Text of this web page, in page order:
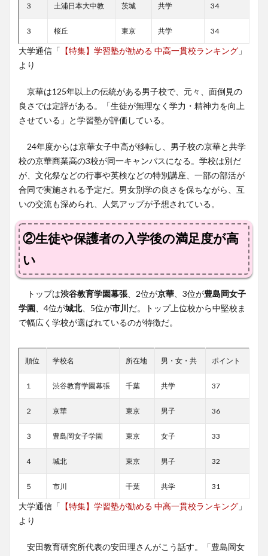
３ 土浦日本大中教 茨城 共学 34
３ 桜丘 東京 共学 34
大学通信「 【特集】学習塾が勧める 中高一貫校ランキング 」
より
京華は125年以上の伝統がある男子校で、元々、面倒見の
良さでは定評がある。「生徒が無理なく学力・精神力を向上
させている」と学習塾が評価している。
24年度からは京華女子中高が移転し、男子校の京華と共学
校の京華商業高の3校が同一キャンパスになる。学校は別だ
が、文化祭などの行事や英検などの特別講座、一部の部活が
合同で実施される予定だ。男女別学の良さを保ちながら、互
いの交流も深められ、人気アップが予想されている。
②生徒や保護者の入学後の満足度が高
い
トップは渋谷教育学園幕張 、2位が京華 、3位が豊島岡女子
学園 、4位が城北、5位が市川 だ。トップ上位校から中堅校ま
で幅広く学校が選ばれているのが特徴だ。
順位 学校名 所在地 男・女・共 ポイント
１ 渋谷教育学園幕張 千葉 共学 37
２ 京華 東京 男子 36
３ 豊島岡女子学園 東京 女子 33
４ 城北 東京 男子 32
５ 市川 千葉 共学 31
大学通信「 【特集】学習塾が勧める 中高一貫校ランキング 」
より
安田教育研究所代表の安田理さんがこう話す。「豊島岡女